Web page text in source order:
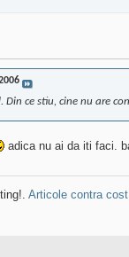
Din ce stiu, cine nu are
adica nu ai da iti faci.
Articole contra cost